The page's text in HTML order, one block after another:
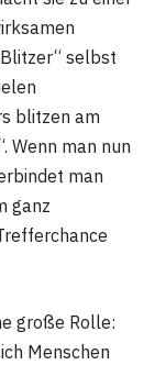
selbst
blitzen am
Wenn man nun
man
ganz
große Rolle:
Menschen